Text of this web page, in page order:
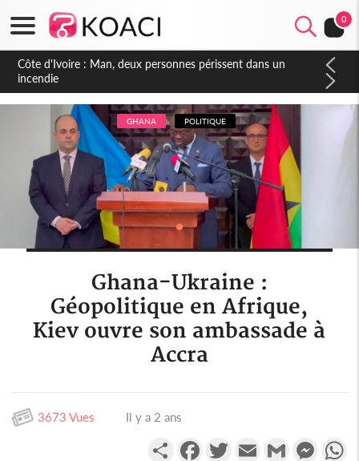
0
Côte d'Ivoire : Séileu, la célébration de la fête nationale
transformée en vaste campagne contre les produits
dépigmentants dangereux
GHANA POLITIQUE
Ghana-Ukraine :
Géopolitique en Afrique,
Kiev ouvre son ambassade à
Accra
3673 Vues Il y a 2 ans
PartagerFacebookTwitterEmail Gmail